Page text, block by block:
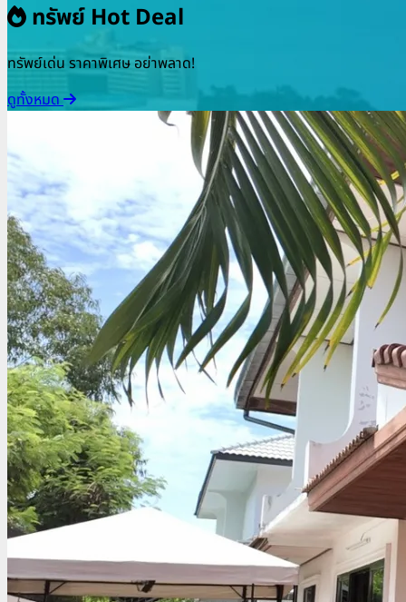
ทรัพย์ Hot Deal
ทรัพย์เด่น ราคาพิเศษ อย่าพลาด!
ดูทั้งหมด